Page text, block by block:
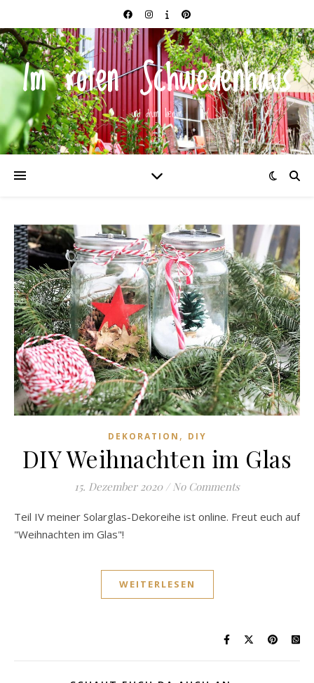
Im roten Schwedenhaus
und drum herum
DEKORATION , DIY
DIY Weihnachten im Glas
15. Dezember 2020 / No Comments
Teil IV meiner Solarglas-Dekoreihe ist online. Freut euch auf
"Weihnachten im Glas"!
WEITERLESEN